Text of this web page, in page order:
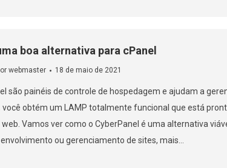
boa alternativa para cPanel
webmaster 18 de maio de 2021
são painéis de controle de hospedagem e ajudam a
você obtém um LAMP totalmente funcional que está
Vamos ver como o CyberPanel é uma alternativa
ou gerenciamento de sites, mais…